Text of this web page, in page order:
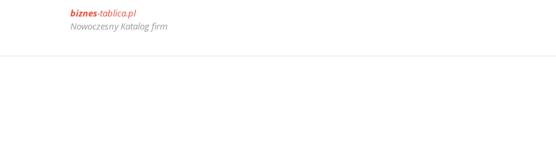
biznes-tablica.pl
Nowoczesny Katalog firm